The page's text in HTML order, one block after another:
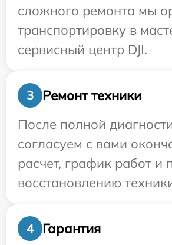
сложного ремонта мы
транспортировку в
сервисный центр DJI.
3
Ремонт техники
После полной
согласуем с вами
расчет, график работ и
восстановлению
4 Гарантия